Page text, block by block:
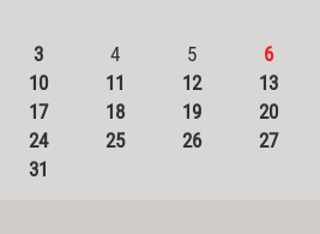
3
4 5 6
10
11 12 13
17
18 19 20
24
25 26 27
31